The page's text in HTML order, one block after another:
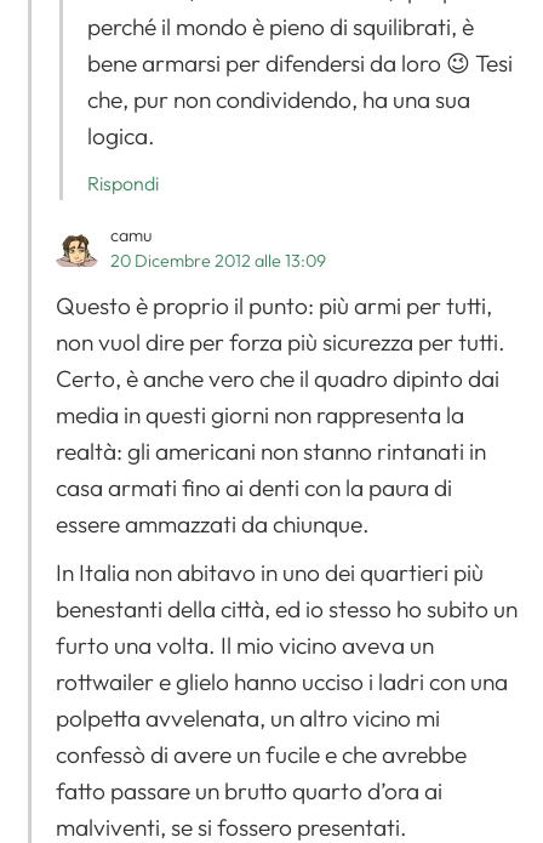
perché il mondo è pieno di squilibrati, è
bene armarsi per difendersi da loro 😉 Tesi
che, pur non condividendo, ha una sua
logica.
Rispondi
camu
20 Dicembre 2012 alle 13:09
Questo è proprio il punto: più armi per tutti,
non vuol dire per forza più sicurezza per tutti.
Certo, è anche vero che il quadro dipinto dai
media in questi giorni non rappresenta la
realtà: gli americani non stanno rintanati in
casa armati fino ai denti con la paura di
essere ammazzati da chiunque.
In Italia non abitavo in uno dei quartieri più
benestanti della città, ed io stesso ho subito un
furto una volta. Il mio vicino aveva un
rottwailer e glielo hanno ucciso i ladri con una
polpetta avvelenata, un altro vicino mi
confessò di avere un fucile e che avrebbe
fatto passare un brutto quarto d’ora ai
malviventi, se si fossero presentati.